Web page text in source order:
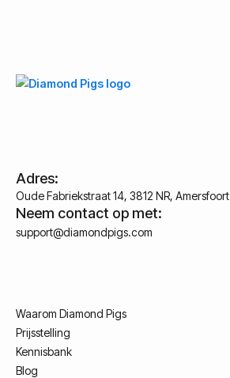
Adres:
Oude Fabriekstraat 14, 3812 NR, Amersfoort
Neem contact op met:
support@diamondpigs.com
Waarom Diamond Pigs
Prijsstelling
Kennisbank
Blog